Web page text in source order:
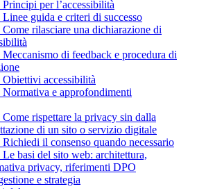
Principi per l’accessibilità
Linee guida e criteri di successo
Come rilasciare una dichiarazione di
Meccanismo di feedback e procedura di
Obiettivi accessibilità
Normativa e approfondimenti
Come rispettare la privacy sin dalla
di un sito o servizio digitale
Richiedi il consenso quando necessario
Le basi del sito web: architettura,
privacy, riferimenti DPO
e strategia